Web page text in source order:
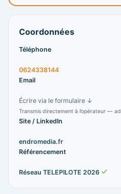
Coordonnées
Téléphone
0624338144
Email
Écrire via le formulaire ↓
Transmis directement à l’opérateur —
Site / LinkedIn
endromedia.fr
Référencement
Réseau TELEPILOTE 2026